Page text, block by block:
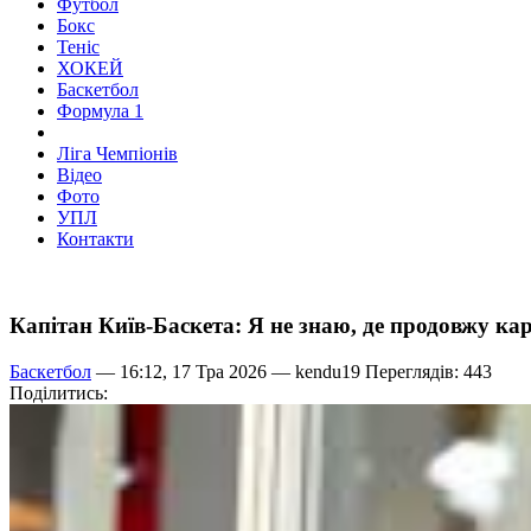
Футбол
Бокс
Теніс
ХОКЕЙ
Баскетбол
Формула 1
Ліга Чемпіонів
Відео
Фото
УПЛ
Контакти
Капітан Київ-Баскета: Я не знаю, де продовжу
Баскетбол — 16:12, 17 Тра 2026 — kendu19 Переглядів: 443
Поділитись: